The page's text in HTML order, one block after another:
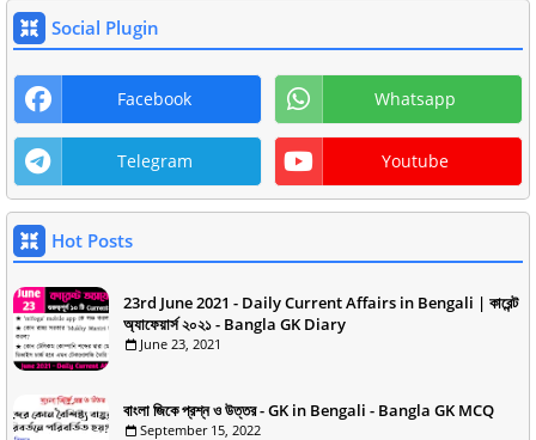
Social Plugin
Facebook Whatsapp
Telegram Youtube
Hot Posts
23rd June 2021 - Daily Current Affairs in Bengali | কারেন্ট
অ্যাফেয়ার্স ২০২১ - Bangla GK Diary
June 23, 2021
বাংলা জিকে প্রশ্ন ও উত্তর - GK in Bengali - Bangla GK MCQ
September 15, 2022